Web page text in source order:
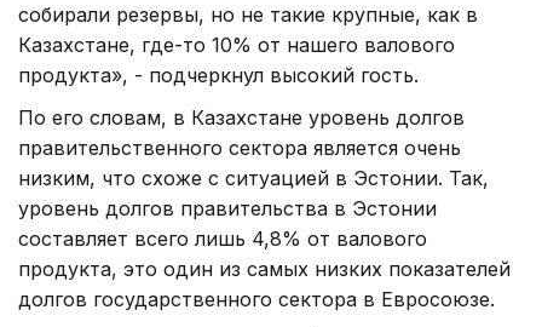
собирали резервы, но не такие крупные, как в
Казахстане, где-то 10% от нашего валового
продукта», - подчеркнул высокий гость.
По его словам, в Казахстане уровень долгов
правительственного сектора является очень
низким, что схоже с ситуацией в Эстонии. Так,
уровень долгов правительства в Эстонии
составляет всего лишь 4,8% от валового
продукта, это один из самых низких показателей
долгов государственного сектора в Евросоюзе.